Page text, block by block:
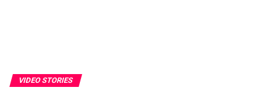
VIDEO STORIES